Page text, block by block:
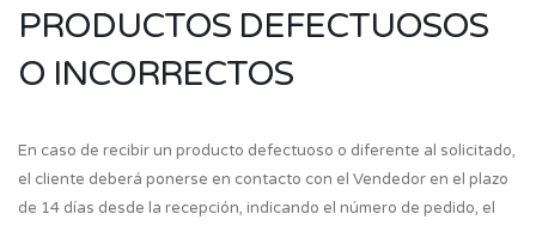
PRODUCTOS DEFECTUOSOS
O INCORRECTOS
En caso de recibir un producto defectuoso o diferente al solicitado,
el cliente deberá ponerse en contacto con el Vendedor en el plazo
de 14 días desde la recepción, indicando el número de pedido, el